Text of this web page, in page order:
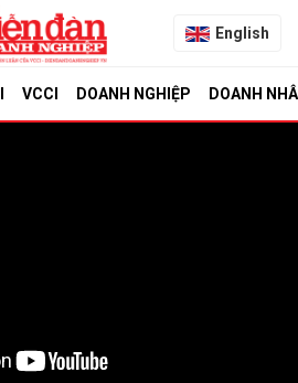
English
VCCI DOANH NGHIỆP DOANH